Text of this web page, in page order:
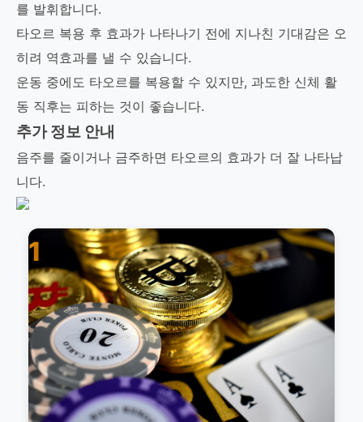
를 발휘합니다.
타오르 복용 후 효과가 나타나기 전에 지나친 기대감은 오
히려 역효과를 낼 수 있습니다.
운동 중에도 타오르를 복용할 수 있지만, 과도한 신체 활
동 직후는 피하는 것이 좋습니다.
추가 정보 안내
음주를 줄이거나 금주하면 타오르의 효과가 더 잘 나타납
니다.
1